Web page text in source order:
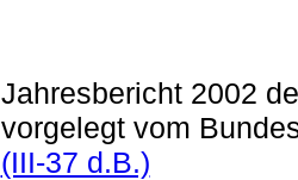
Jahresbericht 2002
vorgelegt vom
(III-37 d.B.)